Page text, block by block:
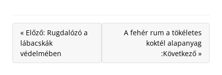
« Előző: Rugdalózó a
lábacskák
védelmében
A fehér rum a tökéletes
koktél alapanyag
:Következő »